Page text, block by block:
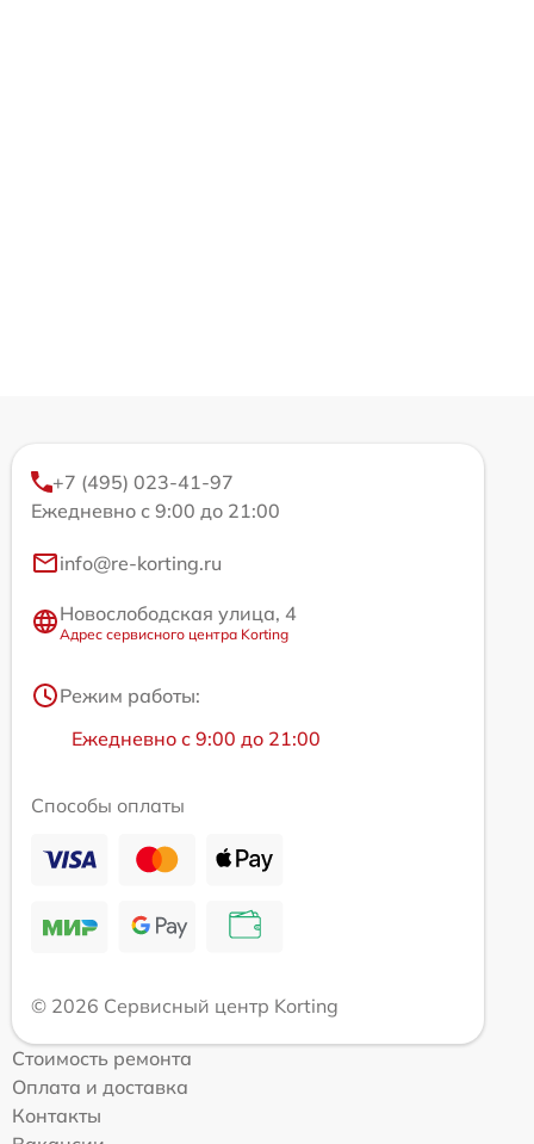
+7 (495) 023-41-97
Ежедневно с 9:00 до 21:00
info@re-korting.ru
Новослободская улица, 4
Адрес сервисного центра Korting
Режим работы:
Ежедневно с 9:00 до 21:00
Способы оплаты
© 2026 Сервисный центр Korting
Стоимость ремонта
Оплата и доставка
Контакты